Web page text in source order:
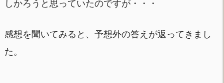
しかろうと思っていたのですが・・・
感想を聞いてみると、予想外の答えが返ってきまし
た。